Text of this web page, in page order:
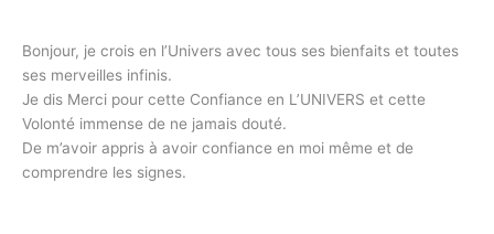
Bonjour, je crois en l’Univers avec tous ses bienfaits et toutes
ses merveilles infinis.
Je dis Merci pour cette Confiance en L’UNIVERS et cette
Volonté immense de ne jamais douté.
De m’avoir appris à avoir confiance en moi même et de
comprendre les signes.